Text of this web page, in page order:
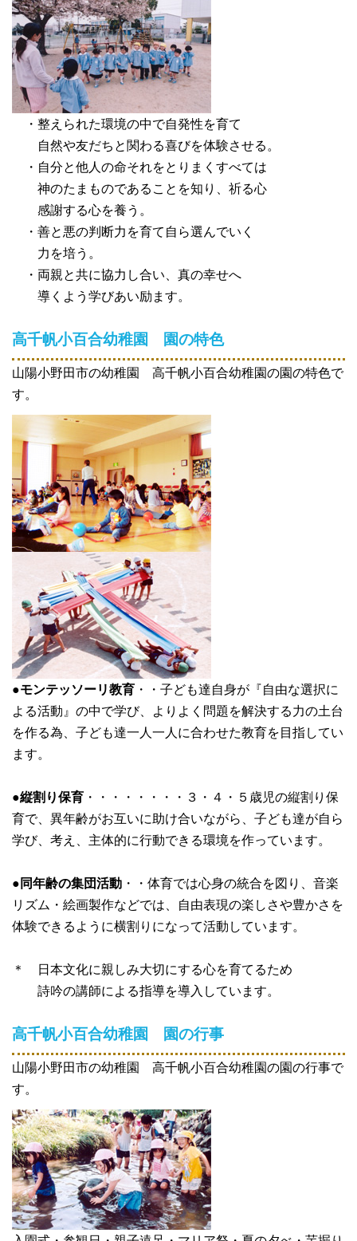
・整えられた環境の中で自発性を育て
自然や友だちと関わる喜びを体験させる。
・自分と他人の命それをとりまくすべては
神のたまものであることを知り、祈る心
感謝する心を養う。
・善と悪の判断力を育て自ら選んでいく
力を培う。
・両親と共に協力し合い、真の幸せへ
導くよう学びあい励ます。
高千帆小百合幼稚園 園の特色
山陽小野田市の幼稚園 高千帆小百合幼稚園の園の特色で
す。
●モンテッソーリ教育 ・・子ども達自身が『自由な選択に
よる活動』の中で学び、よりよく問題を解決する力の土台
を作る為、子ども達一人一人に合わせた教育を目指してい
ます。
●縦割り保育 ・・・・・・・・３・４・５歳児の縦割り保
育で、異年齢がお互いに助け合いながら、子ども達が自ら
学び、考え、主体的に行動できる環境を作っています。
● 同年齢の集団活動 ・・体育では心身の統合を図り、音楽
リズム・絵画製作などでは、自由表現の楽しさや豊かさを
体験できるように横割りになって活動しています。
＊ 日本文化に親しみ大切にする心を育てるため
詩吟の講師による指導を導入しています。
高千帆小百合幼稚園 園の行事
山陽小野田市の幼稚園 高千帆小百合幼稚園の園の行事で
す。